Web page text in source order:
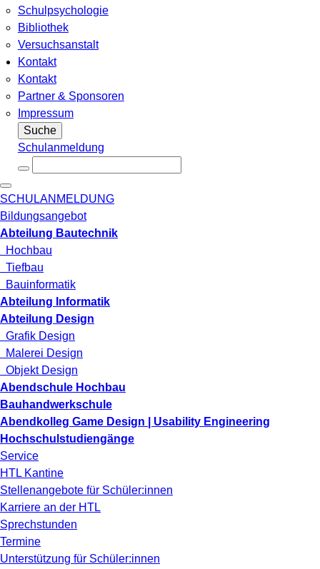
Schulpsychologie
Bibliothek
Versuchsanstalt
Kontakt
Kontakt
Partner & Sponsoren
Impressum
Suche
Schulanmeldung
SCHULANMELDUNG
Bildungsangebot
Abteilung Bautechnik
Hochbau
Tiefbau
Bauinformatik
Abteilung Informatik
Abteilung Design
Grafik Design
Malerei Design
Objekt Design
Abendschule Hochbau
Bauhandwerkschule
Abendkolleg Game Design | Usability Engineering
Hochschulstudiengänge
Service
HTL Kantine
Stellenangebote für Schüler:innen
Karriere an der HTL
Sprechstunden
Termine
Unterstützung für Schüler:innen